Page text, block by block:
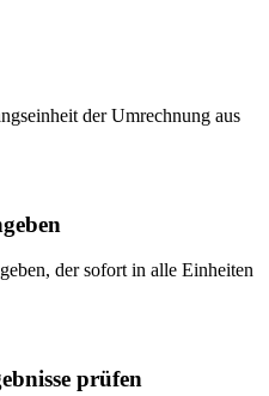
der Umrechnung aus
der sofort in alle Einheiten
prüfen